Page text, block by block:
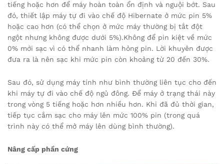
tiếng hoặc hơn để máy hoàn toàn ổn định và nguội bớt. Sau
đó, thiết lập máy tự đi vào chế độ Hibernate ở mức pin 5%
hoặc cao hơn (có thể chọn ở mức máy thường bị tắt đột
ngột nhưng không được dưới 5%).Không để pin kiệt về mức
0% mới sạc vì có thể nhanh làm hỏng pin. Lời khuyên được
đưa ra là nên sạc khi mức pin còn khoảng từ 20 đến 30%.
Sau đó, sử dụng máy tính như bình thường liên tục cho đến
khi máy tự đi vào chế độ ngủ đông. Để máy ở trạng thái này
trong vòng 5 tiếng hoặc hơn nhiều hơn. Khi đã đủ thời gian,
tiếp tục cắm sạc cho máy lên mức 100% pin (trong quá
trình này có thể mở máy lên dùng bình thường).
Nâng cấp phần cứng